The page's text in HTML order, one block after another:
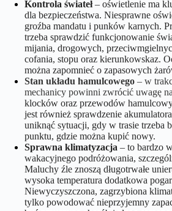
Kontrola świateł– oświetlenie ma
dla bezpieczeństwa. Niesprawne
groźba mandatu i punków karnych.
trzeba sprawdzić funkcjonowanie
mijania, drogowych,
cofania, stopu oraz kierunkowskaz.
można zapomnieć o zapasowych
Stan układu hamulcowego – w
mechanicy powinni zwrócić uwagę
klocków oraz przewodów
jest również sprawdzenie
uniknąć sytuacji, gdy w trasie trzeba
punktu, gdzie można kupić nowy.
Sprawna klimatyzacja – to bardzo
wakacyjnego podróżowania,
Maluchy źle znoszą długotrwałe
wysoka temperatura dodatkowa
Niewyczyszczona, zagrzybiona
tylko powodować nieprzyjemny